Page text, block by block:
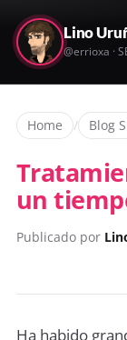
Lino
@errioxa ·
Home / Blog
un
Publicado por
Ha habido